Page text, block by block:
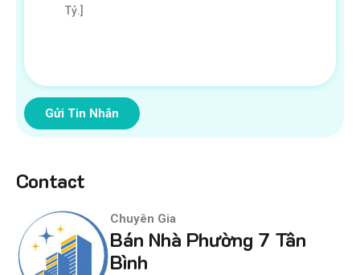
Gửi Tin Nhắn
Contact
Chuyên Gia
Bán Nhà Phường 7 Tân
Bình